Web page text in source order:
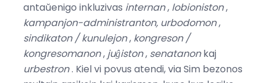
antaŭenigo inkluzivas internan, lobioniston,
kampanjon-administranton, urbodomon,
sindikaton / kunulejon, kongreson /
kongresomanon, juĝiston, senatanonkaj
urbestron. Kiel vi povus atendi, via Sim bezonos